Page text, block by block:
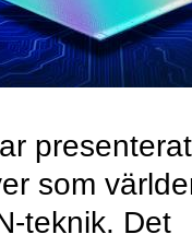
presenterat
som
teknik. Det